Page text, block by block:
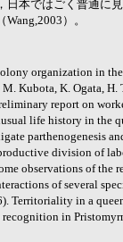
本ではごく普通に
）。
organization in
Kubota, K. Ogata,
report on
life history in the
parthenogenesis
division of
observations of the
of several
Territoriality in a
in